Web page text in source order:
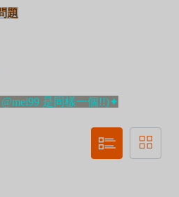
題
是同樣一個!!)✦